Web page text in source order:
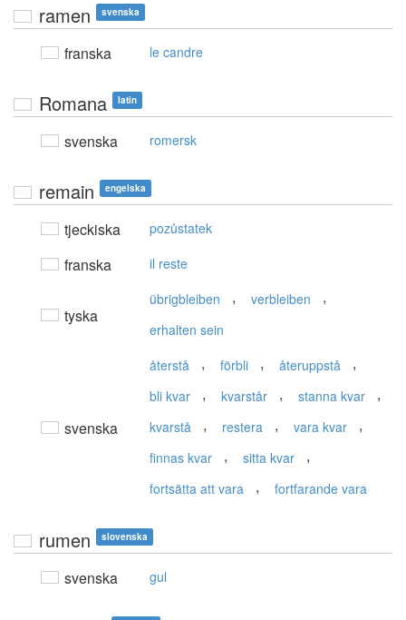
ramen svenska
franska le candre
Romana latin
svenska romersk
remain engelska
tjeckiska pozůstatek
franska il reste
tyska
übrigbleiben , verbleiben ,
erhalten sein
svenska
återstå , förbli , återuppstå ,
bli kvar , kvarstår , stanna kvar ,
kvarstå , restera , vara kvar ,
finnas kvar , sitta kvar ,
fortsätta att vara , fortfarande vara
rumen slovenska
svenska gul